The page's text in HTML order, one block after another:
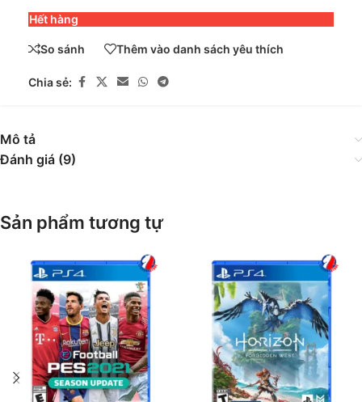
Hết hàng
So sánh Thêm vào danh sách yêu thích
Chia sẻ:
Mô tả
Đánh giá (9)
Sản phẩm tương tự